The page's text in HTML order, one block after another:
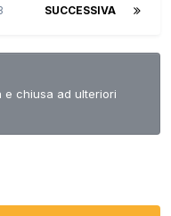
SUCCESSIVA
e chiusa ad ulteriori